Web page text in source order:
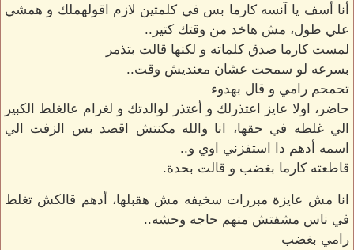
أنا أسف يا آنسه كارما بس في كلمتين لازم اقولهملك و همشي
علي طول، مش هاخد من وقتك كتير..
لمست كارما صدق كلماته و لكنها قالت بتذمر
بسرعه لو سمحت عشان معنديش وقت..
تحمحم رامي و قال بهدوء
حاضر، اولا عايز اعتذرلك و أعتذر لوالدتك و لغرام عالغلط الكبير
الي غلطه في حقها، انا والله مكنتش اقصد بس الزفت الي
اسمه أدهم دا استفزني اوي و..
قاطعته كارما بغضب و قالت بحدة.
انا مش عايزة مبررات سخيفه مش هقبلها، أدهم قالكش تغلط
في ناس مشفتش منهم حاجه وحشه..
رامي بغضب